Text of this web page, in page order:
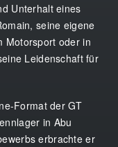
Unterhalt eines
seine eigene
Motorsport oder in
Leidenschaft für
Format der GT
in Abu
erbrachte er